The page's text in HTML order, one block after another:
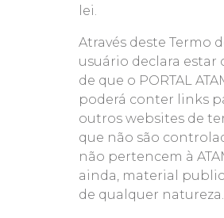
lei.
Através deste Termo
usuário declara estar
de que o PORTAL
poderá conter links
outros websites de
que não são
não pertencem à
ainda, material
de qualquer natureza.